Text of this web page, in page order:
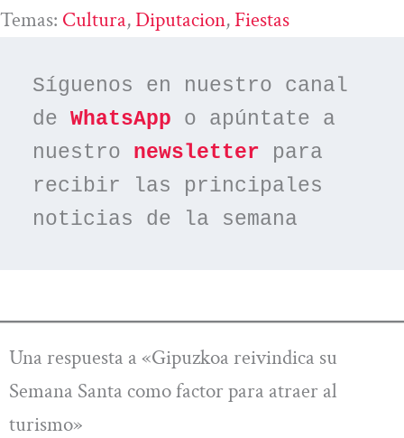
Temas: Cultura, Diputacion, Fiestas
Síguenos en nuestro canal
de WhatsApp o apúntate a
nuestro newsletter para
recibir las principales
noticias de la semana
Una respuesta a «Gipuzkoa reivindica su
Semana Santa como factor para atraer al
turismo»